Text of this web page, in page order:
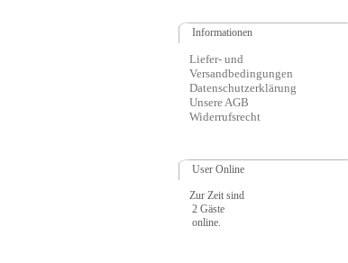
Informationen
Liefer- und
Versandbedingungen
Datenschutzerklärung
Unsere AGB
Widerrufsrecht
User Online
Zur Zeit sind
2 Gäste
online.